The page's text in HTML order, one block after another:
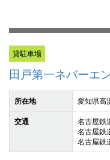
貸駐車場
田戸第一ネバーエ
所在地 愛知県高
交通
名古屋鉄
名古屋鉄
名古屋鉄